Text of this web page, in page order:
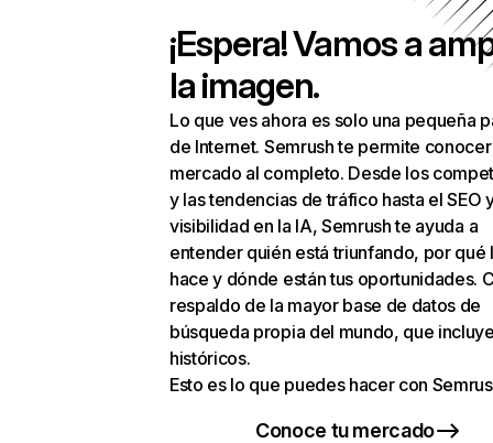
¡Espera! Vamos a
la imagen.
Lo que ves ahora es solo una pequeña
de Internet. Semrush te permite
mercado al completo. Desde los
y las tendencias de tráfico hasta el SEO
visibilidad en la IA, Semrush te ayuda a
entender quién está triunfando, por qué
hace y dónde están tus oportunidades.
respaldo de la mayor base de datos de
búsqueda propia del mundo, que
históricos.
Esto es lo que puedes hacer con
Conoce tu mercado